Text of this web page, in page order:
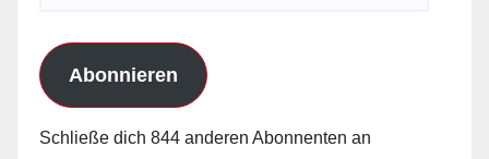
Abonnieren
Schließe dich 844 anderen Abonnenten an